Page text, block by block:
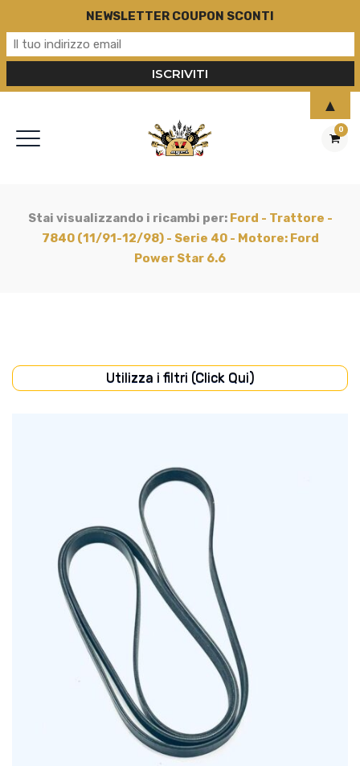
0
Stai visualizzando i ricambi per: Ford - Trattore -
7840 (11/91-12/98) - Serie 40 - Motore: Ford
Power Star 6.6
Utilizza i filtri (Click Qui)
(7)
FRENI(6)
IMPIANTO ELETTRICO
IMPIANTO IDRAULICO(7)
MOTORE(91)
(9)
PONTE ANTERIORE
(36)
NEWSLETTER COUPON SCONTI
▲